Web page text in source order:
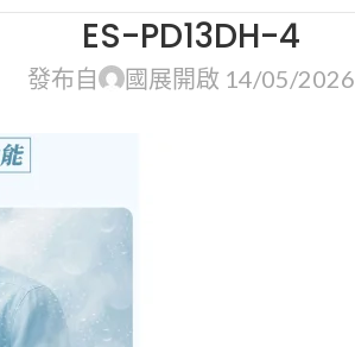
ES-PD13DH-4
發布自 國展開啟 14/05/2026